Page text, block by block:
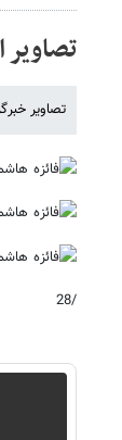
تصاویر
تصاویر
/28